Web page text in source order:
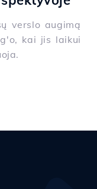
verslo augimą
kai jis laikui